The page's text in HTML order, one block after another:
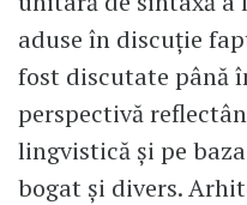
aduse în discuție
fost discutate până
perspectivă
lingvistică și pe
bogat și divers.